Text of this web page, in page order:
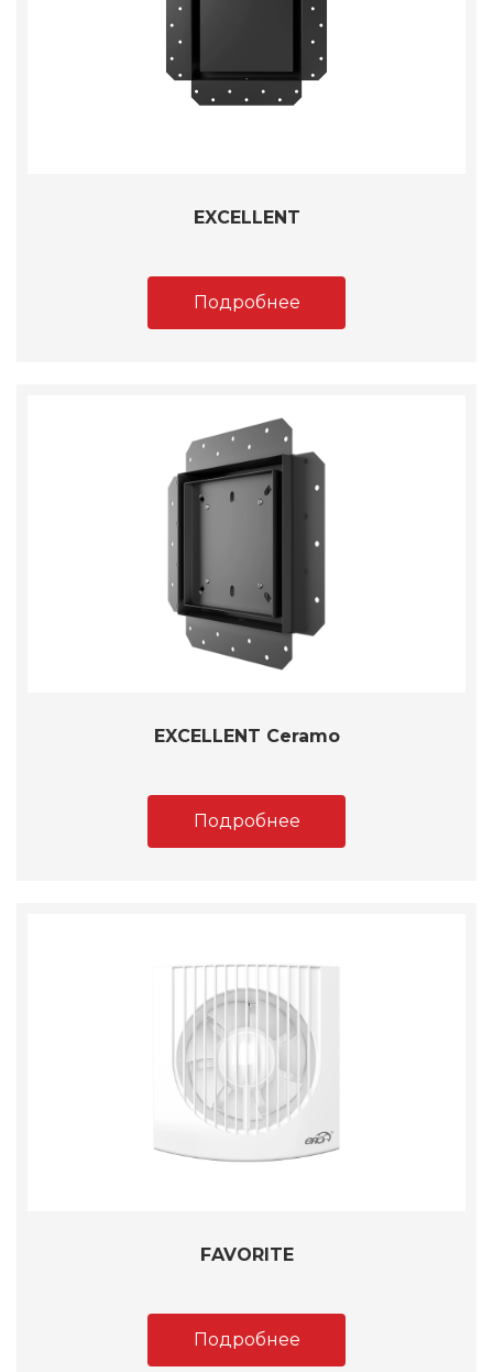
EXCELLENT
Подробнее
EXCELLENT Ceramo
Подробнее
FAVORITE
Подробнее